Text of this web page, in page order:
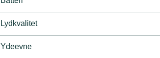
Lydkvalitet
Ydeevne